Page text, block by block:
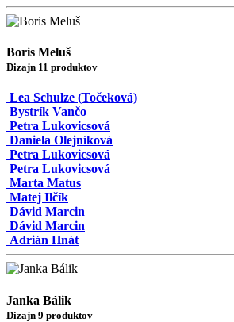
Boris Meluš
Dizajn 11 produktov
Lea Schulze (Točeková)
Bystrík Vančo
Petra Lukovicsová
Daniela Olejníková
Petra Lukovicsová
Petra Lukovicsová
Marta Matus
Matej Ilčík
Dávid Marcin
Dávid Marcin
Adrián Hnát
Janka Bálik
Dizajn 9 produktov